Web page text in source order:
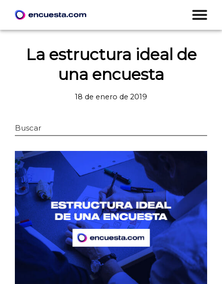
La estructura ideal de
una encuesta
18 de enero de 2019
Buscar